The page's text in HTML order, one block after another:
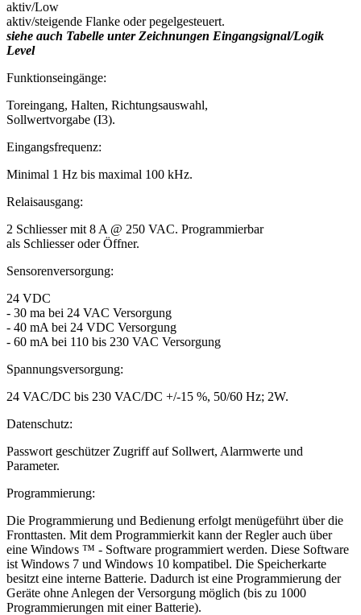
aktiv/Low
aktiv/steigende Flanke oder pegelgesteuert.
siehe auch Tabelle unter Zeichnungen Eingangsignal/Logik
Level
Funktionseingänge:
Toreingang, Halten, Richtungsauswahl,
Sollwertvorgabe (I3).
Eingangsfrequenz:
Minimal 1 Hz bis maximal 100 kHz.
Relaisausgang:
2 Schliesser mit 8 A @ 250 VAC. Programmierbar
als Schliesser oder Öffner.
Sensorenversorgung:
24 VDC
- 30 ma bei 24 VAC Versorgung
- 40 mA bei 24 VDC Versorgung
- 60 mA bei 110 bis 230 VAC Versorgung
Spannungsversorgung:
24 VAC/DC bis 230 VAC/DC +/-15 %, 50/60 Hz; 2W.
Datenschutz:
Passwort geschützer Zugriff auf Sollwert, Alarmwerte und
Parameter.
Programmierung:
Die Programmierung und Bedienung erfolgt menügeführt über die
Fronttasten. Mit dem Programmierkit kann der Regler auch über
eine Windows ™ - Software programmiert werden. Diese Software
ist Windows 7 und Windows 10 kompatibel. Die Speicherkarte
besitzt eine interne Batterie. Dadurch ist eine Programmierung der
Geräte ohne Anlegen der Versorgung möglich (bis zu 1000
Programmierungen mit einer Batterie).